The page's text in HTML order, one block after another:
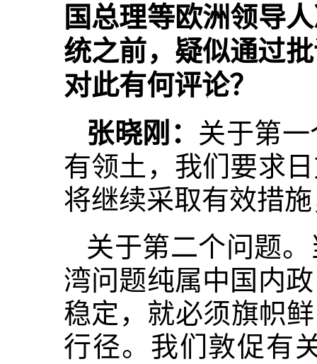
国总理等欧洲领导
统之前，疑似通过
对此有何评论？
张晓刚： 关于第
有领土，我们要求
将继续采取有效措
关于第二个问题
湾问题纯属中国内
稳定，就必须旗帜
行径。我们敦促有